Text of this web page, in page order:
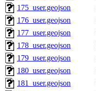
175_user.geojson
176_user.geojson
177_user.geojson
178_user.geojson
179_user.geojson
180_user.geojson
181_user.geojson